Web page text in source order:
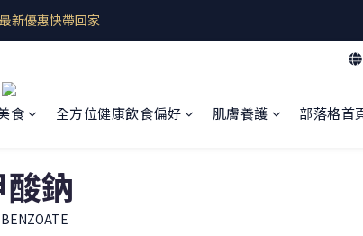
新優惠快帶回家
新優惠快帶回家
洲產地直送
食 全方位健康飲食偏好 肌膚養護 部落格首
鈉